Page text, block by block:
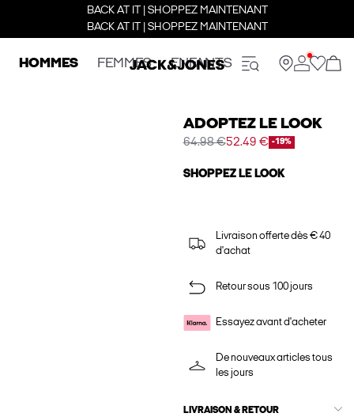
BACK AT IT | SHOPPEZ MAINTENANT
BACK AT IT | SHOPPEZ MAINTENANT
HOMMES FEMMES ENFANTS
ADOPTEZ LE LOOK
64.98 €52.49 € -19%
SHOPPEZ LE LOOK
Livraison offerte dès € 40
d'achat
Retour sous 100 jours
Essayez avant d'acheter
De nouveaux articles tous
les jours
LIVRAISON & RETOUR